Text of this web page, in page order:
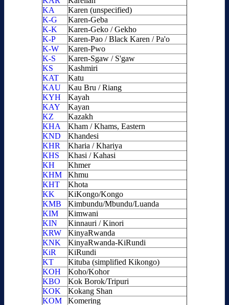
KA
Karen (unspecified)
K-G
Karen-Geba
K-K
Karen-Geko / Gekho
K-P
Karen-Pao / Black Karen / Pa'o
K-W
Karen-Pwo
K-S
Karen-Sgaw / S'gaw
KS
Kashmiri
KAT
Katu
KAU
Kau Bru / Riang
KYH
Kayah
KAY
Kayan
KZ
Kazakh
KHA
Kham / Khams, Eastern
KND
Khandesi
KHR
Kharia / Khariya
KHS
Khasi / Kahasi
KH
Khmer
KHM
Khmu
KHT
Khota
KK
KiKongo/Kongo
KMB
Kimbundu/Mbundu/Luanda
KIM
Kimwani
KIN
Kinnauri / Kinori
KRW
KinyaRwanda
KNK
KinyaRwanda-KiRundi
KiR
KiRundi
KT
Kituba (simplified Kikongo)
KOH
Koho/Kohor
KBO
Kok Borok/Tripuri
KOK
Kokang Shan
KOM
Komering